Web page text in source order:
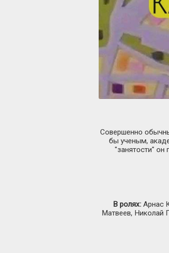
Совершенно
бы ученым,
"занятости"
В ролях:Арнас
Матвеев, Николай